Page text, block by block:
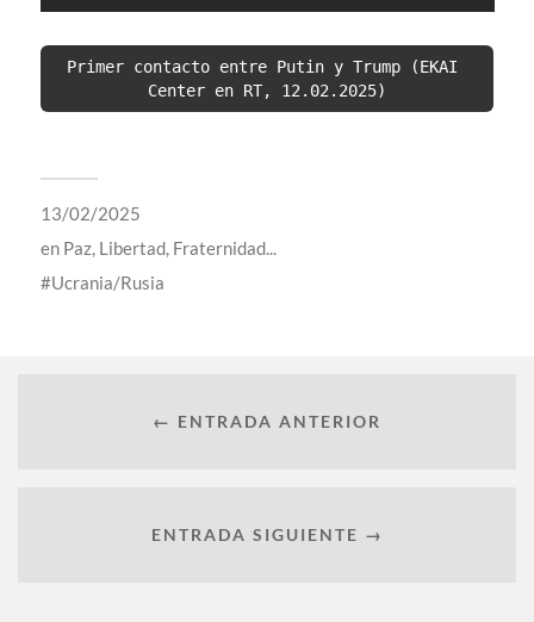
Primer contacto entre Putin y Trump (EKAI
Center en RT, 12.02.2025)
13/02/2025
en Paz, Libertad, Fraternidad...
Ucrania/Rusia
← ENTRADA ANTERIOR
ENTRADA SIGUIENTE →